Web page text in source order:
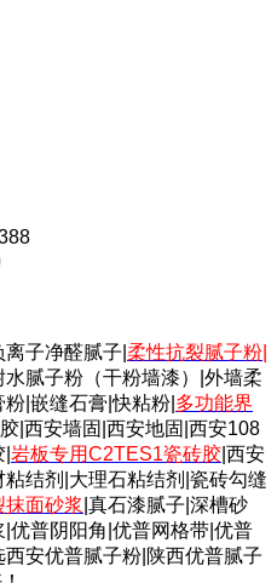
离子净醛腻子| 柔性抗裂腻子粉
腻子粉（干粉墙漆）|外墙柔
|嵌缝石膏|快粘粉| 多功能界
|西安墙固|西安地固|西安108
岩板专用C2TES1瓷砖胶 |西安
结剂|大理石粘结剂|瓷砖勾缝
面砂浆 |真石漆腻子|深槽砂
|优普阴阳角|优普网格带|优普
安优普腻子粉|陕西优普腻子